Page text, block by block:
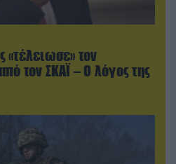
«τέλειωσε» τον
τον ΣΚΑΪ – Ο λόγος της